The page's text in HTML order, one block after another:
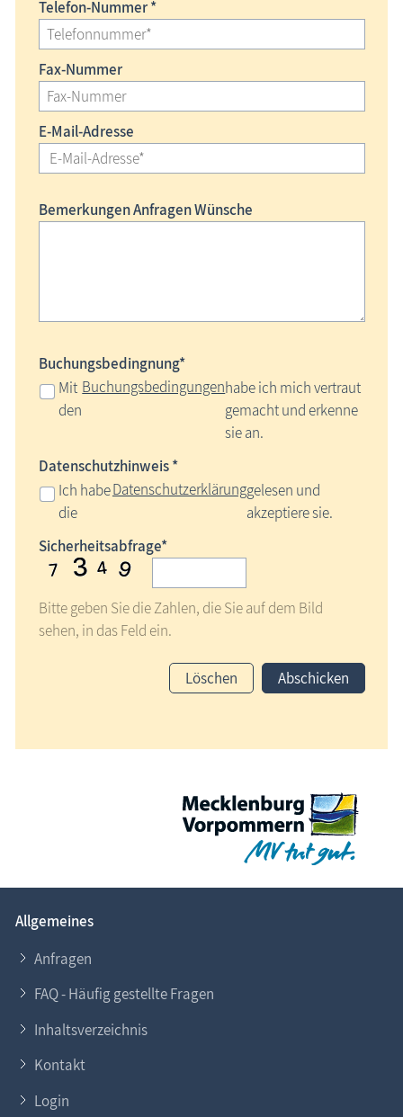
Telefon-Nummer *
Fax-Nummer
E-Mail-Adresse
Bemerkungen Anfragen Wünsche
Buchungsbedingnung*
Mit
den
Buchungsbedingungenhabe ich mich vertraut
gemacht und erkenne
sie an.
Datenschutzhinweis *
Ich habe
die
Datenschutzerklärunggelesen und
akzeptiere sie.
Sicherheitsabfrage*
Bitte geben Sie die Zahlen, die Sie auf dem Bild
sehen, in das Feld ein.
Löschen Abschicken
Allgemeines
Anfragen
FAQ - Häufig gestellte Fragen
Inhaltsverzeichnis
Kontakt
Login